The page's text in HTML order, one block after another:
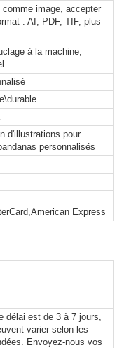
image, accepter
: AI, PDF, TIF, plus
à la machine,
d'illustrations pour
personnalisés
Express
délai est de 3 à 7 jours,
varier selon les
Envoyez-nous vos